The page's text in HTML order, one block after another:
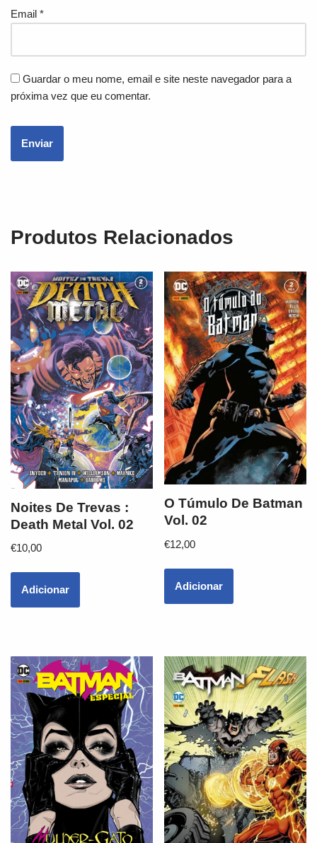
Email *
Guardar o meu nome, email e site neste navegador para a
próxima vez que eu comentar.
Produtos Relacionados
Noites De Trevas :
Death Metal Vol. 02
€10,00
Adicionar
O Túmulo De Batman
Vol. 02
€12,00
Adicionar